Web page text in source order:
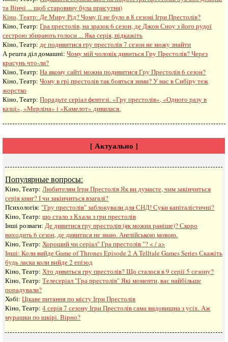
та Вінчі ... щоб старовину була присутня)
Кіно, Театр:Де Миру Рід? Чому її не було в 8 сезоні Ігри Престолів?
Кіно, Театр:Гра престолів, на зразок 6 сезон, де Джон Сноу з його рудої
сестрою збирають голоси ... Яка серія, підкажіть
Кіно, Театр:де подивитися гру престолів 7 сезон не можу знайти
А решта діл домашні:Чому мій чоловік дивиться Гру Престолів? Через
красунь что-ли?
Кіно, Театр:На якому сайті можна подивитися Гру Престолів 6 сезон?
Кіно, Театр:Чому в грі престолів так бояться зими? У нас в Сибіру теж
жорстко
Кіно, Театр:Порадьте серіал фентезі. «Гру престолів», «Одного разу в
казці», «Мерліна» і «Камелот» дивилася.
[ Актуально ]
Популярные вопросы:
Кіно, Театр:Любителям Ігри Престолів Як ви думаєте, чим закінчиться
серія книг? І чи закінчиться взагалі?
Психологія: "Гру престолів" заблокували для СНД! Суки капіталістичні?
Кіно, Театр:що стало з Кхала з гри престолів
Інші розваги: ​​ Де дивитися гру престолів (як можна раніше)? Скоро
виходить 6 сезон, де дивитися не знаю. Англійською мовою.
Кіно, Театр:Хороший чи серіал" Гра престолів "? < / a>
Інші:Коли вийде Game of Thrones Episode 2 A Telltale Games Series Скажіть
будь ласка коли вийде 2 епізод
Кіно, Театр:Хто дивиться гру престолів? Що сталося в 9 серії 5 сезону?
Кіно, Театр:Телесеріал "Гра престолів" Які моменти, вас найбільше
порадували?
Хобі:Цікаве питання по місту Ігри Престолів
Кіно, Театр:4 серія 7 сезону Ігри Престолів сама видовищна з усіх. Аж
мурашки по шкірі. Вірно?